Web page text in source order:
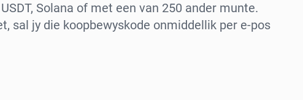
Solana of met een van 250 ander munte.
sal jy die koopbewyskode onmiddellik per e-pos